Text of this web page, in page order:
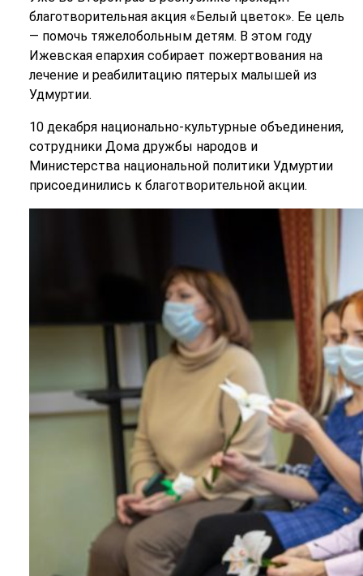
благотворительная акция «Белый цветок». Ее цель
— помочь тяжелобольным детям. В этом году
Ижевская епархия собирает пожертвования на
лечение и реабилитацию пятерых малышей из
Удмуртии.
10 декабря национально-культурные объединения,
сотрудники Дома дружбы народов и
Министерства национальной политики Удмуртии
присоединились к благотворительной акции.